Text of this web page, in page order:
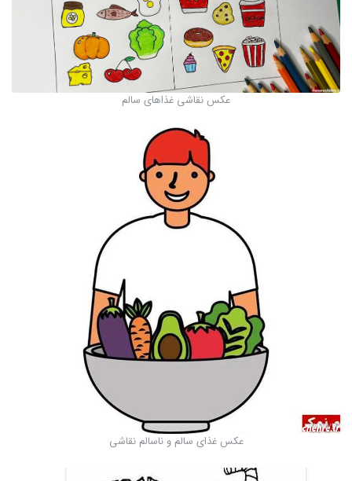
عکس نقاشی غذاهای سالم
عکس غذای سالم و ناسالم نقاشی